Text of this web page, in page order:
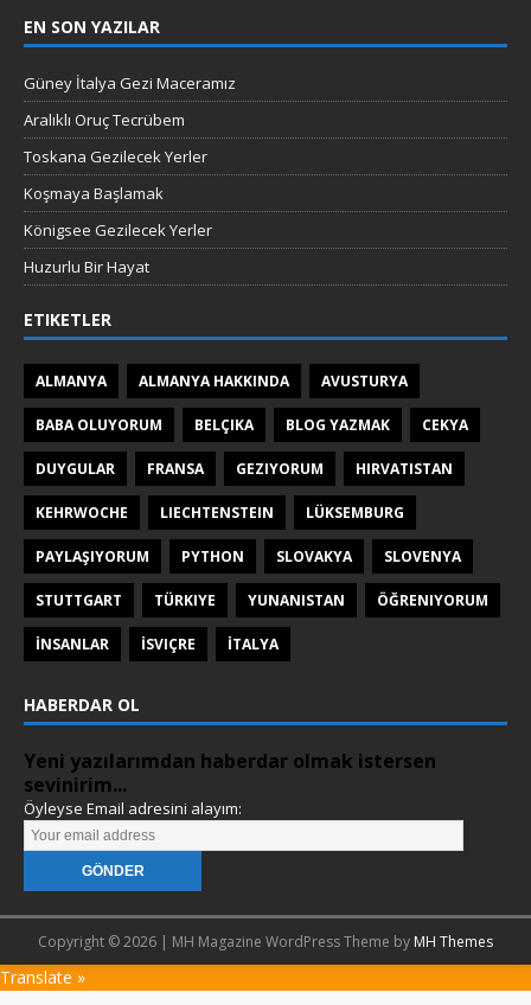
EN SON YAZILAR
Güney İtalya Gezi Maceramız
Aralıklı Oruç Tecrübem
Toskana Gezilecek Yerler
Koşmaya Başlamak
Königsee Gezilecek Yerler
Huzurlu Bir Hayat
ETIKETLER
ALMANYA ALMANYA HAKKINDA AVUSTURYA
BABA OLUYORUM BELÇIKA BLOG YAZMAK CEKYA
DUYGULAR FRANSA GEZIYORUM HIRVATISTAN
KEHRWOCHE LIECHTENSTEIN LÜKSEMBURG
PAYLAŞIYORUM PYTHON SLOVAKYA SLOVENYA
STUTTGART TÜRKIYE YUNANISTAN ÖĞRENIYORUM
İNSANLAR İSVIÇRE İTALYA
HABERDAR OL
Yeni yazılarımdan haberdar olmak istersen
sevinirim...
Öyleyse Email adresini alayım:
Copyright © 2026 | MH Magazine WordPress Theme by MH Themes
Translate »